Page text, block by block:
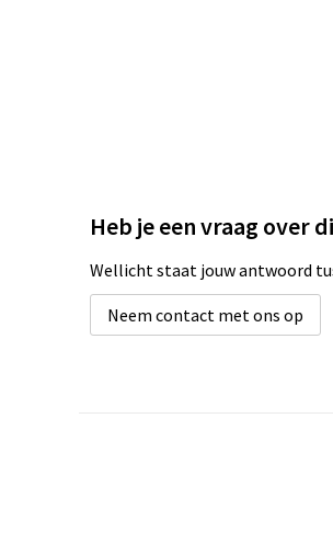
Heb je een vraag over
Wellicht staat jouw antwoord
Neem contact met ons op